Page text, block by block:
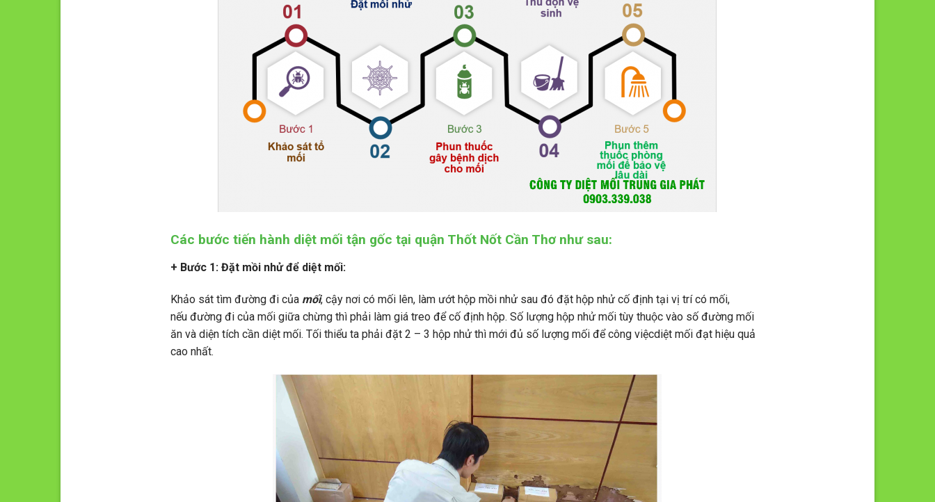
Các bước tiến hành diệt mối tận gốc tại quận Thốt Nốt Cần Thơ như sau:
+ Bước 1: Đặt mồi nhử để diệt mối:
Khảo sát tìm đường đi của mối, cậy nơi có mối lên, làm ướt hộp mồi nhử sau đó đặt hộp nhử cố định tại vị trí có mối,
nếu đường đi của mối giữa chừng thì phải làm giá treo để cố định hộp. Số lượng hộp nhử mối tùy thuộc vào số đường mối
ăn và diện tích cần diệt mối. Tối thiểu ta phải đặt 2 – 3 hộp nhử thì mới đủ số lượng mối để công việcdiệt mối đạt hiệu quả
cao nhất.